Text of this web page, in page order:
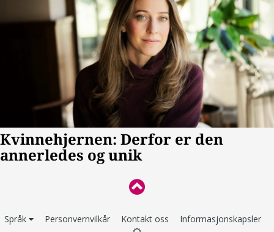
Språk Personvernvilkår Kontakt oss Informasjonskapsler